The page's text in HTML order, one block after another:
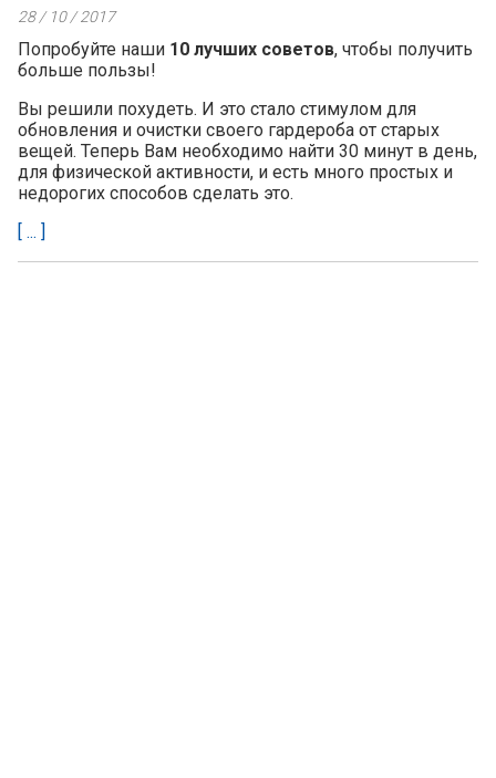
28 / 10 / 2017
Попробуйте наши 10 лучших советов, чтобы получить
больше пользы!
Вы решили похудеть. И это стало стимулом для
обновления и очистки своего гардероба от старых
вещей. Теперь Вам необходимо найти 30 минут в день,
для физической активности, и есть много простых и
недорогих способов сделать это.
[ ... ]